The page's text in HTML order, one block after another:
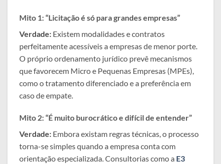
Mito 1: “Licitação é só para grandes empresas”
Verdade: Existem modalidades e contratos
perfeitamente acessíveis a empresas de menor porte.
O próprio ordenamento jurídico prevê mecanismos
que favorecem Micro e Pequenas Empresas (MPEs),
como o tratamento diferenciado e a preferência em
caso de empate.
Mito 2: “É muito burocrático e difícil de entender”
Verdade: Embora existam regras técnicas, o processo
torna-se simples quando a empresa conta com
orientação especializada. Consultorias como a E3